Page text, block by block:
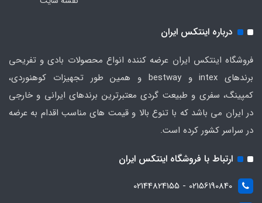
درباره اینتکس ایران
فروشگاه اینتکس ایران عرضه کننده انواع محصولات بادی و تفریحی
برندهای intex و bestway و همین طور تجهیزات کوهنوردی،
کمپینگ، سفری و طبیعت گردی معتبرترین برندهای ایرانی و خارجی
در ایران می باشد که با تنوع بالا و قیمت های مناسب اقدام به عرضه
در سراسر کشور کرده است.
ارتباط با فروشگاه اینتکس ایران
02156190840 - 02144824155